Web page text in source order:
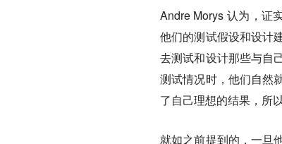
Andre Morys 认为，证
他们的测试假设和设计
去测试和设计那些与自
测试情况时，他们自然
了自己理想的结果，所
就如之前提到的，一旦